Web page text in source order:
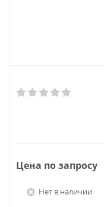
Цена по запросу
Нет в наличии